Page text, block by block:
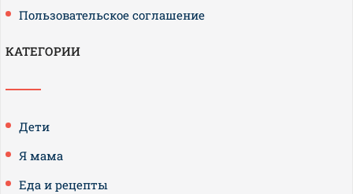
Пользовательское соглашение
КАТЕГОРИИ
Дети
Я мама
Еда и рецепты